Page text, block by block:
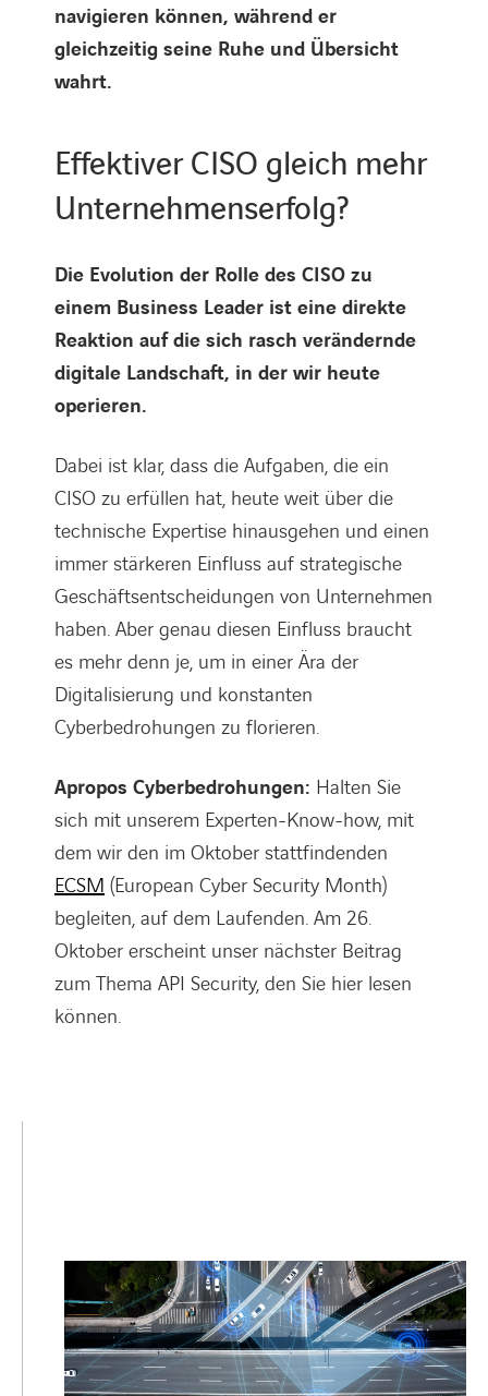
LINKEDIN
XINGFACEBOOK
navigieren können, während er
gleichzeitig seine Ruhe und Übersicht
wahrt.
Effektiver CISO gleich mehr
Unternehmenserfolg?
Die Evolution der Rolle des CISO zu
einem Business Leader ist eine direkte
Reaktion auf die sich rasch verändernde
digitale Landschaft, in der wir heute
operieren.
Dabei ist klar, dass die Aufgaben, die ein
CISO zu erfüllen hat, heute weit über die
technische Expertise hinausgehen und einen
immer stärkeren Einfluss auf strategische
Geschäftsentscheidungen von Unternehmen
haben. Aber genau diesen Einfluss braucht
es mehr denn je, um in einer Ära der
Digitalisierung und konstanten
Cyberbedrohungen zu florieren.
Apropos Cyberbedrohungen: Halten Sie
sich mit unserem Experten-Know-how, mit
dem wir den im Oktober stattfindenden
ECSM (European Cyber Security Month)
begleiten, auf dem Laufenden. Am 26.
Oktober erscheint unser nächster Beitrag
zum Thema API Security, den Sie hier lesen
können.